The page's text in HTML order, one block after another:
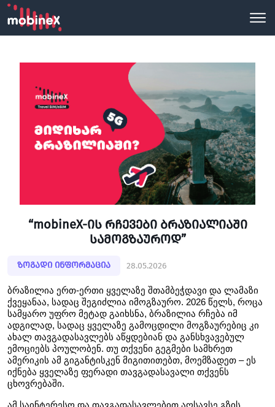
“mobineX-ის რჩევები ბრაზიალიაში
სამოგზაუროდ”
ზოგადი ინფორმაცია 28.05.2026
ბრაზილია ერთ-ერთი ყველაზე შთამბეჭდავი და ლამაზი
ქვეყანაა, სადაც შეგიძლია იმოგზაურო. 2026 წელს, როცა
სამყარო უფრო მეტად გაიხსნა, ბრაზილია რჩება იმ
ადგილად, სადაც ყველაზე გამოცდილი მოგზაურებიც კი
ახალ თავგადასავლებს აწყდებიან და განსხვავებულ
ემოციებს პოულობენ. თუ თქვენი გეგმები სამხრეთ
ამერიკის ამ გიგანტისკენ მიგითითებთ, მოემზადეთ – ეს
იქნება ყველაზე ფერადი თავგადასავალი თქვენს
ცხოვრებაში.